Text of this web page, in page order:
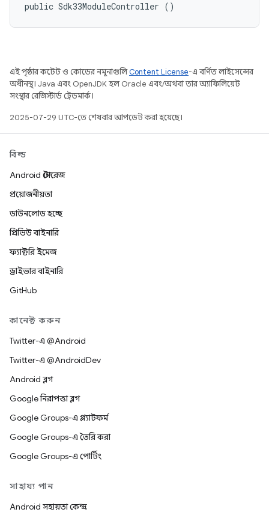
public Sdk33ModuleController ()
এই পৃষ্ঠার কন্টেন্ট ও কোডের নমুনাগুলিContent License-এ বর্ণিত লাইসেন্সের
অধীনস্থ। Java এবং OpenJDK হল Oracle এবং/অথবা তার অ্যাফিলিয়েট
সংস্থার রেজিস্টার্ড ট্রেডমার্ক।
2025-07-29 UTC-তে শেষবার আপডেট করা হয়েছে।
বিল্ড
Android স্টোরেজ
প্রয়োজনীয়তা
ডাউনলোড হচ্ছে
প্রিভিউ বাইনারি
ফ্যাক্টরি ইমেজ
ড্রাইভার বাইনারি
GitHub
কানেক্ট করুন
Twitter-এ @Android
Twitter-এ @AndroidDev
Android ব্লগ
Google নিরাপত্তা ব্লগ
Google Groups-এ প্ল্যাটফর্ম
Google Groups-এ তৈরি করা
Google Groups-এ পোর্টিং
সাহায্য পান
Android সহায়তা কেন্দ্র